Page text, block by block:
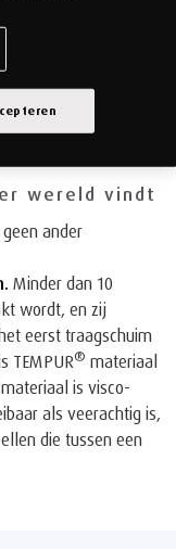
wereld vindt
ander
Minder dan 10
wordt, en zij
eerst traagschuim
TEMPUR® materiaal
materiaal is visco-
als veerachtig is,
die tussen een